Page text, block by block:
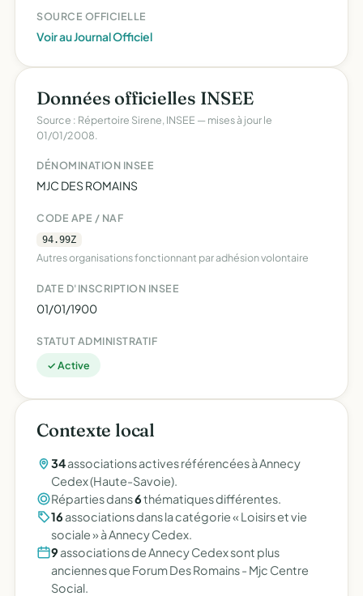
SOURCE OFFICIELLE
Voir au Journal Officiel
Données officielles INSEE
Source : Répertoire Sirene, INSEE — mises à jour le
01/01/2008.
DÉNOMINATION INSEE
MJC DES ROMAINS
CODE APE / NAF
94.99Z
Autres organisations fonctionnant par adhésion volontaire
DATE D'INSCRIPTION INSEE
01/01/1900
STATUT ADMINISTRATIF
✓ Active
Contexte local
34associations actives référencées à Annecy
Cedex (Haute-Savoie).
Réparties dans6thématiques différentes.
16 associations dans la catégorie « Loisirs et vie
sociale » à Annecy Cedex.
9 associations de Annecy Cedex sont plus
anciennes que Forum Des Romains - Mjc Centre
Social.